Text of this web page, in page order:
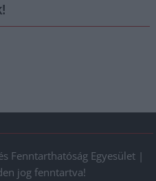
Fenntarthatóság Egyesület |
jog fenntartva!